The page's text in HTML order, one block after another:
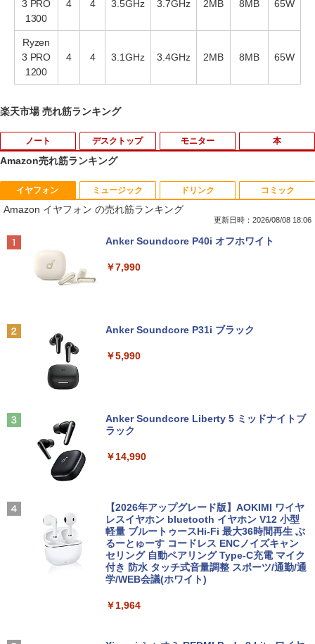
3 PRO
1300
4 4 3.5GHz 3.7GHz 2MB 8MB 65W
Ryzen
3 PRO
1200
4 4 3.1GHz 3.4GHz 2MB 8MB 65W
楽天市場 売れ筋ランキング
ノート
1
【★最大100%ポイント】【Windows X
P 搭載】大手メーカー おまかせ ノートパ
ソコン/Celeron Core2/メモリ:4GB/SSD:
ウス 付き/中古ノートPC 中古ノートパソ
＼★最大2555円OFFクーポン★／【内蔵
パソコン 東芝 TOSHIBA 第6世代 Core i3
￥12,555
付き 初心者向けノートPC 初期設定済 1
5.6型 インテル高速CPU ランダムで発送
メモリ4GB～ 高速SSD1TB 最大 フルHD
Webカメラ zoom 軽量薄型 無線 型番更
新で在庫処分
￥12,980
デスクトップ モニター
1
モニター台 ラック ヴィト 【玄関先迄納
品】 ニトリ
￥1,790
沢 ノングレア 液晶ディスプレイ VGA
R291-DELL P2419H 23.8インチ 液晶モ
ニタ 1点 フルHD(1920x1080) 表面処理:
splayPortx1 ★送料無料★【中古動作
【楽天1位 10.5/11インチ 小型 軽量】モ
バイルモニター 10.5インチ 11インチ フ
ルHD 1080P 100%sRGB 400cd/m? 光沢
IPS パネル 色鮮やか 265g 超軽量 Type-
ディスプレイ ミニPC対応 3年保証 EVICI
本
1
宇宙兄弟（43） （モーニング KC） [
小山 宙哉 ]
￥891
￥28,970
￥594
あり◆魔入りました!入間くん (1-49巻 最
新刊)[オリジナル缶バッジ付] 全巻セット
￥30,906
（7）なんか飛び出ていろいろ貼れるフォ
Amazon売れ筋ランキング
イヤフォン
Amazon イヤフォン の売れ筋ランキング
更新日時：2026/08/08 18:06
Anker Soundcore P40i オフホワイト
￥7,990
Anker Soundcore P31i ブラック
￥5,990
Anker Soundcore Liberty 5 ミッドナイトブ
ラック
￥14,990
【2026年アップグレード版】AOKIMI ワイヤ
レスイヤホン bluetooth イヤホン V12 小型
軽量 ブルートゥースHi-Fi 最大36時間再生 ぶ
るーとゅーす コードレス ENCノイズキャン
セリング 自動ペアリング Type-C充電 マイク
付き 防水 タッチ式音量調整 スポーツ/通勤/通
学/WEB会議(ホワイト)
￥1,964
ミュージック ドリンク コミック